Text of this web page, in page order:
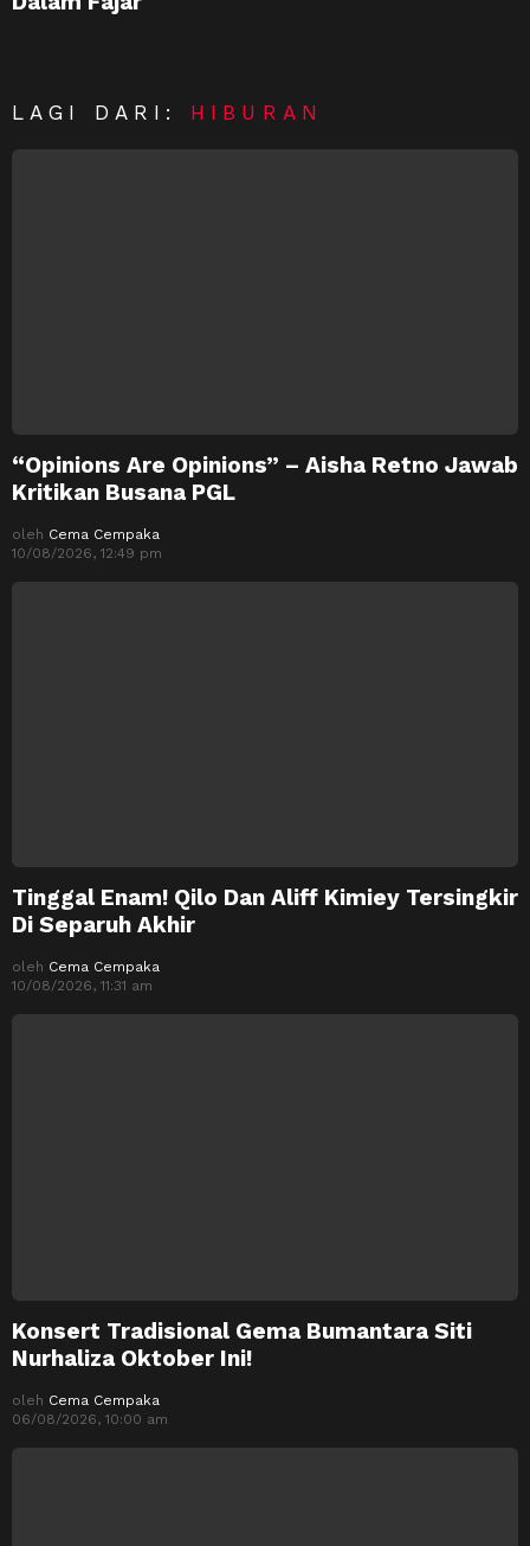
LAGI DARI: HIBURAN
“Opinions Are Opinions” – Aisha Retno Jawab
Kritikan Busana PGL
oleh Cema Cempaka
10/08/2026, 12:49 pm
Tinggal Enam! Qilo Dan Aliff Kimiey Tersingkir
Di Separuh Akhir
oleh Cema Cempaka
10/08/2026, 11:31 am
Konsert Tradisional Gema Bumantara Siti
Nurhaliza Oktober Ini!
oleh Cema Cempaka
06/08/2026, 10:00 am